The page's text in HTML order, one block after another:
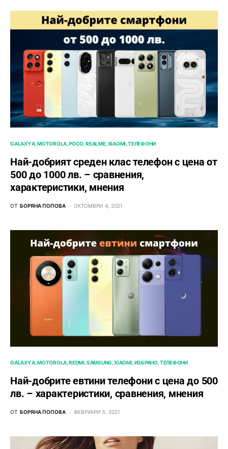
GALAXY A MOTOROLA POCO REALME XIAOMI ТЕЛЕФОНИ
Най-добрият среден клас телефон с цена от
500 до 1000 лв. – сравнения,
характеристики, мнения
ОТ БОРЯНА ПОПОВА ОКТОМВРИ 4, 2021
GALAXY A MOTOROLA REDMI SAMSUNG XIAOMI ИЗБРАНО ТЕЛЕФОНИ
Най-добрите евтини телефони с ценa до 500
лв. – характeристики, сравнения, мнения
ОТ БОРЯНА ПОПОВА ФЕВРУАРИ 5, 2021